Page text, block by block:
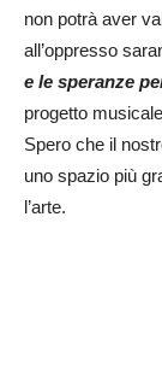
non potrà aver
all’oppresso
e le speranze
progetto
Spero che il
uno spazio più
l’arte.